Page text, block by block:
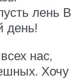
лень В
день!
нас,
Хочу